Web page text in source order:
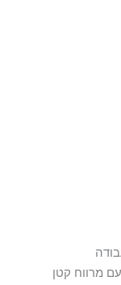
מרווח קטן